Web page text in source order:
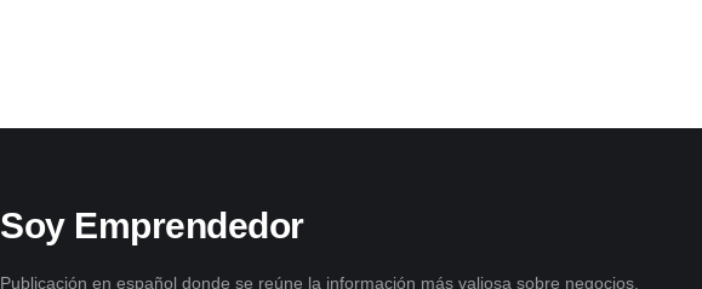
Soy Emprendedor
Publicación en español donde se reúne la información más valiosa sobre negocios,